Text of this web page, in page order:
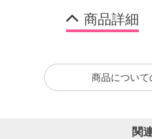
商品詳細
商品につい
関